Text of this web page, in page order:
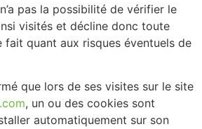
pas la possibilité de vérifier le
visités et décline donc toute
fait quant aux risques éventuels de
que lors de ses visites sur le site
, un ou des cookies sont
automatiquement sur son